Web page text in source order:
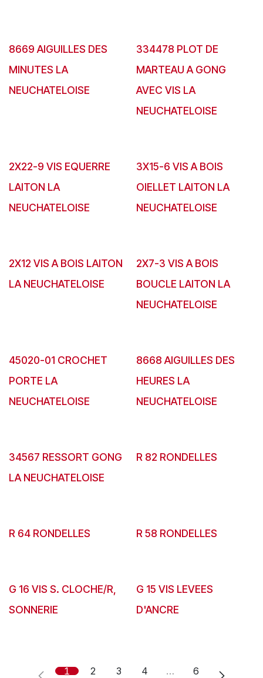
8669 AIGUILLES DES
MINUTES LA
NEUCHATELOISE
334478 PLOT DE
MARTEAU A GONG
AVEC VIS LA
NEUCHATELOISE
2X22-9 VIS EQUERRE
LAITON LA
NEUCHATELOISE
3X15-6 VIS A BOIS
OIELLET LAITON LA
NEUCHATELOISE
2X12 VIS A BOIS LAITON
LA NEUCHATELOISE
2X7-3 VIS A BOIS
BOUCLE LAITON LA
NEUCHATELOISE
45020-01 CROCHET
PORTE LA
NEUCHATELOISE
8668 AIGUILLES DES
HEURES LA
NEUCHATELOISE
34567 RESSORT GONG
LA NEUCHATELOISE
R 82 RONDELLES
R 64 RONDELLES R 58 RONDELLES
G 16 VIS S. CLOCHE/R,
SONNERIE
G 15 VIS LEVEES
D'ANCRE
1 2 3 4 … 6